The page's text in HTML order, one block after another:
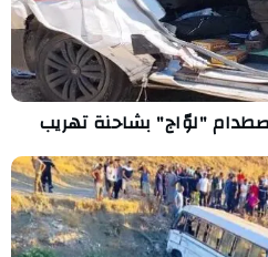
"لوّاج" بشاحنة تهريب